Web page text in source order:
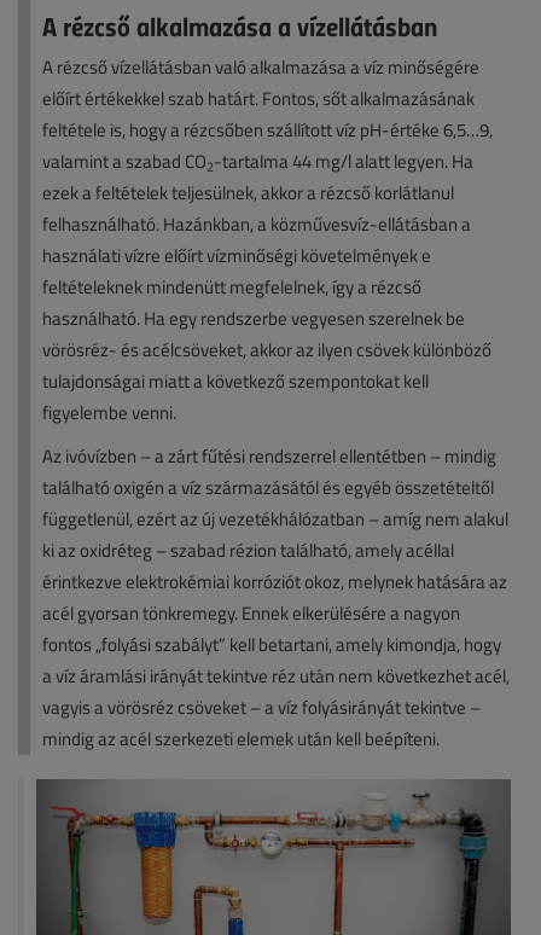
A rézcső alkalmazása a vízellátásban
A rézcső vízellátásban való alkalmazása a víz minőségére
előírt értékekkel szab határt. Fontos, sőt alkalmazásának
feltétele is, hogy a rézcsőben szállított víz pH-értéke 6,5…9,
valamint a szabad CO2-tartalma 44 mg/l alatt legyen. Ha
ezek a feltételek teljesülnek, akkor a rézcső korlátlanul
felhasználható. Hazánkban, a közművesvíz-ellátásban a
használati vízre előírt vízminőségi követelmények e
feltételeknek mindenütt megfelelnek, így a rézcső
használható. Ha egy rendszerbe vegyesen szerelnek be
vörösréz- és acélcsöveket, akkor az ilyen csövek különböző
tulajdonságai miatt a következő szempontokat kell
figyelembe venni.
Az ivóvízben – a zárt fűtési rendszerrel ellentétben – mindig
található oxigén a víz származásától és egyéb összetételtől
függetlenül, ezért az új vezetékhálózatban – amíg nem alakul
ki az oxidréteg – szabad rézion található, amely acéllal
érintkezve elektrokémiai korróziót okoz, melynek hatására az
acél gyorsan tönkremegy. Ennek elkerülésére a nagyon
fontos „folyási szabályt” kell betartani, amely kimondja, hogy
a víz áramlási irányát tekintve réz után nem következhet acél,
vagyis a vörösréz csöveket – a víz folyásirányát tekintve –
mindig az acél szerkezeti elemek után kell beépíteni.